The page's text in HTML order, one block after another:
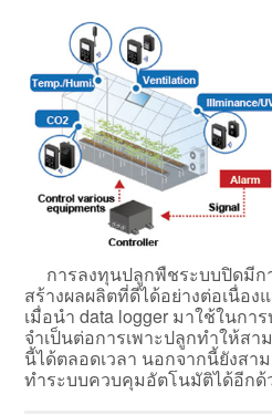
การลงทุนปลูกพืชระบบปิดมีก
สร้างผลผลิตที่ดีได้อย่างต่อเนื่อ
เมื่อนำ data logger มาใช้ใน
จำเป็นต่อการเพาะปลูกทำให้สา
นี้ได้ตลอดเวลา นอกจากนี้ยังสา
ทำระบบควบคุมอัตโนมัติได้อีกด้